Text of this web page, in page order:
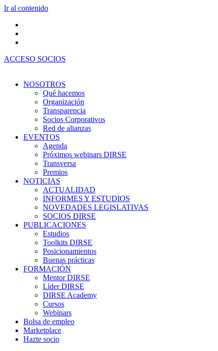
Ir al contenido
ACCESO SOCIOS
NOSOTROS
Qué hacemos
Organización
Transparencia
Socios Corporativos
Red de alianzas
EVENTOS
Agenda
Próximos webinars DIRSE
Transversa
Premios
NOTICIAS
ACTUALIDAD
INFORMES Y ESTUDIOS
NOVEDADES LEGISLATIVAS
SOCIOS DIRSE
PUBLICACIONES
Estudios
Toolkits DIRSE
Posicionamientos
Buenas prácticas
FORMACIÓN
Mentor DIRSE
Líder DIRSE
DIRSE Academy
Cursos
Webinars
Bolsa de empleo
Marketplace
Hazte socio